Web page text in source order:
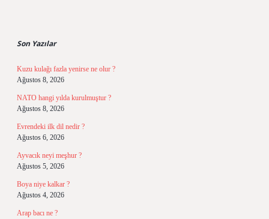
Son Yazılar
Kuzu kulağı fazla yenirse ne olur ?
Ağustos 8, 2026
NATO hangi yılda kurulmuştur ?
Ağustos 8, 2026
Evrendeki ilk dil nedir ?
Ağustos 6, 2026
Ayvacık neyi meşhur ?
Ağustos 5, 2026
Boya niye kalkar ?
Ağustos 4, 2026
Arap bacı ne ?